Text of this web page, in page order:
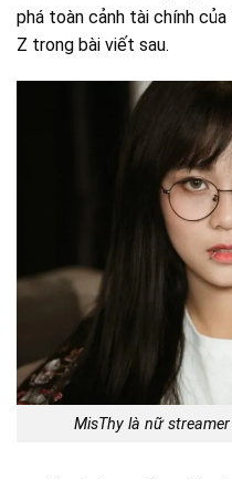
phá toàn cảnh tài chính của
Z trong bài viết sau.
MisThy là nữ